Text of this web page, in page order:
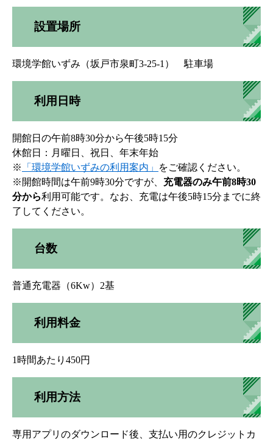
設置場所
環境学館いずみ（坂戸市泉町3-25-1） 駐車場
利用日時
開館日の午前8時30分から午後5時15分
休館日：月曜日、祝日、年末年始
※
「環境学館いずみの利用案内」
をご確認ください。
※開館時間は午前9時30分ですが、 充電器のみ午前8時30
分から利用可能です。なお、充電は午後5時15分までに終
了してください。
台数
普通充電器（6Kw）2基
利用料金
1時間あたり450円
利用方法
専用アプリのダウンロード後、支払い用のクレジットカ